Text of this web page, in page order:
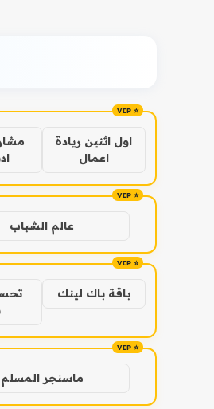
اول اثنين ريادة
اعمال
عالم الشباب
باقة باك لينك
ماسنجر المسلم